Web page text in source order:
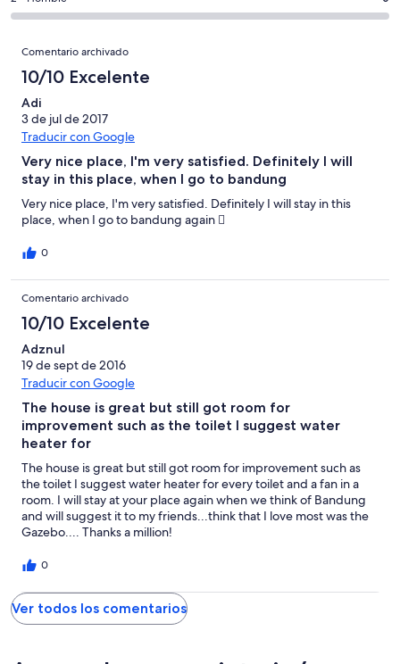
con
puntuación
de
Excelente
de
con
puntuación
de
Bueno
total
con
puntuación
de
Normal
de
total
con
una
puntuación
de
Mediocre
comentarios
un
total
de
con
puntuación
de
Horrible
Comentarios
Comentario archivado
10/10 Excelente
Adi
3 de jul de 2017
Traducir con Google
Very nice place, I'm very satisfied. Definitely I will
stay in this place, when I go to bandung
Very nice place, I'm very satisfied. Definitely I will stay in this
place, when I go to bandung again 
0
Comentario archivado
10/10 Excelente
Adznul
19 de sept de 2016
Traducir con Google
The house is great but still got room for
improvement such as the toilet I suggest water
heater for
The house is great but still got room for improvement such as
the toilet I suggest water heater for every toilet and a fan in a
room. I will stay at your place again when we think of Bandung
and will suggest it to my friends...think that I love most was the
Gazebo.... Thanks a million!
0
Ver todos los comentarios